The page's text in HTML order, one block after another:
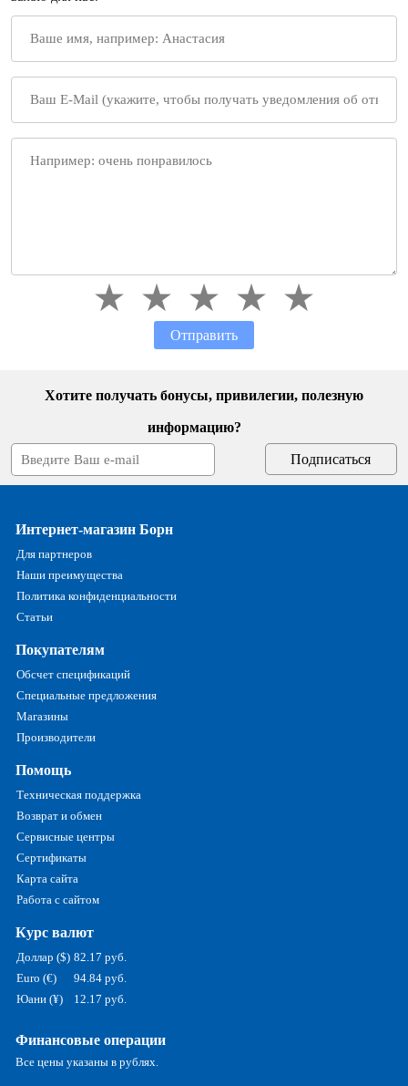
Отправить
Хотите получать бонусы, привилегии, полезную
информацию?
Интернет-магазин Борн
Для партнеров
Наши преимущества
Политика конфиденциальности
Статьи
Покупателям
Обсчет спецификаций
Специальные предложения
Магазины
Производители
Помощь
Техническая поддержка
Возврат и обмен
Сервисные центры
Сертификаты
Карта сайта
Работа с сайтом
Курс валют
Доллар ($) 82.17 руб.
Euro (€)
94.84 руб.
Юани (¥)
12.17 руб.
Финансовые операции
Все цены указаны в рублях.